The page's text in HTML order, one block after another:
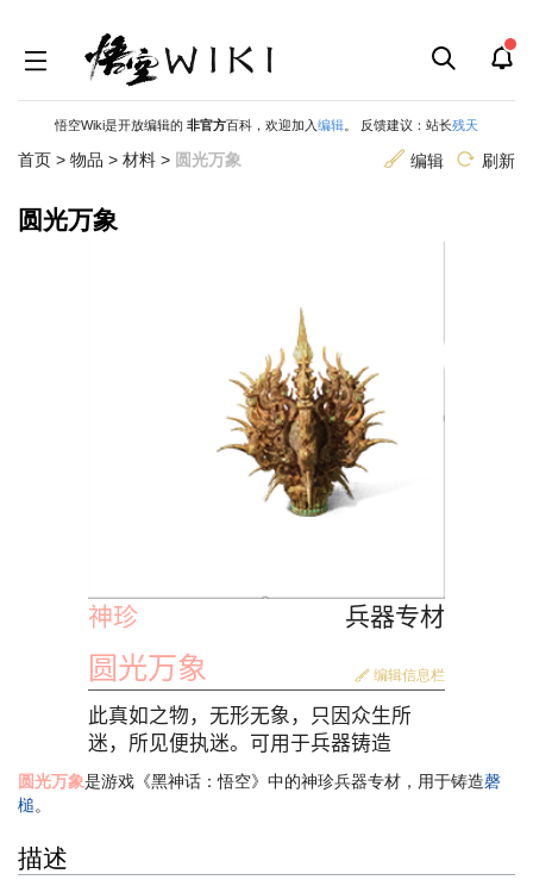
悟空Wiki是开放编辑的 非官方百科，欢迎加入编辑 。 反馈建议：站长残天
首页 > 物品 > 材料 > 圆光万象 编辑 刷新
圆光万象
神珍 兵器专材
圆光万象 编辑信息栏
此真如之物，无形无象，只因众生所
迷，所见便执迷。可用于兵器铸造
圆光万象是游戏《黑神话：悟空》中的神珍兵器专材，用于铸造磬
槌。
描述